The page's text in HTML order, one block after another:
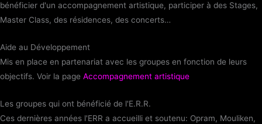
bénéficier d'un accompagnement artistique, participer à des Stages,
Master Class, des résidences, des concerts…
Aide au Développement
Mis en place en partenariat avec les groupes en fonction de leurs
objectifs. Voir la page Accompagnement artistique
Les groupes qui ont bénéficié de l'E.R.R.
Ces dernières années l'ERR a accueilli et soutenu: Opram, Mouliken,